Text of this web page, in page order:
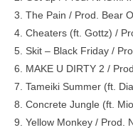
3. The Pain / Prod. Bear
4. Cheaters (ft. Gottz) /
5. Skit – Black Friday /
6. MAKE U DIRTY 2 /
7. Tameiki Summer (ft.
8. Concrete Jungle (ft.
9. Yellow Monkey / Prod.